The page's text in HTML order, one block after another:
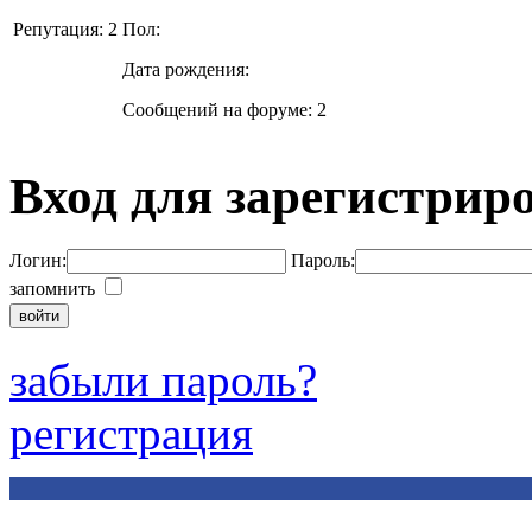
Репутация: 2 Пол:
Дата рождения:
Сообщений на форуме: 2
Вход для
Логин:
Пароль:
запомнить
забыли пароль?
регистрация